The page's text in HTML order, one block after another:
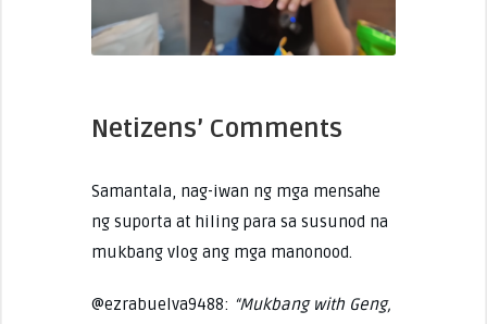
Netizens’ Comments
Samantala, nag-iwan ng mga mensahe
ng suporta at hiling para sa susunod na
mukbang vlog ang mga manonood.
@ezrabuelva9488: “Mukbang with Geng,